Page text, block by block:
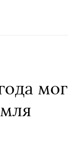
мог